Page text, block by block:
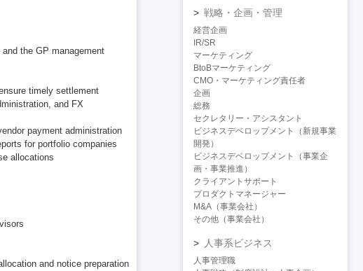
the GP management
timely settlement
and FX
payment administration
for portfolio companies
allocations
and notice preparation
戦略・企画・管理
経営企画
IR/SR
マーケティング
BtoBマーケティング
CMO・マーケティング責任者
企画
総務
セクレタリー・アシスタント
ビジネスデベロップメント（新規事業
開発）
ビジネスデベロップメント（事業企
画・事業推進）
クライアントサポート
プロダクトマネージャー
M&A（事業会社）
その他（事業会社）
人事系ビジネス
人事管理職